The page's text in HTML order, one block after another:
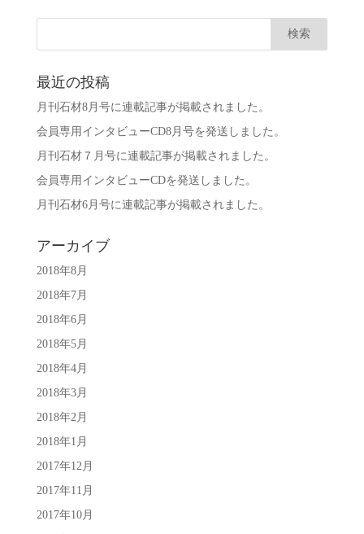
最近の投稿
月刊石材8月号に連載記事が掲載されました。
会員専用インタビューCD8月号を発送しました。
月刊石材７月号に連載記事が掲載されました。
会員専用インタビューCDを発送しました。
月刊石材6月号に連載記事が掲載されました。
アーカイブ
2018年8月
2018年7月
2018年6月
2018年5月
2018年4月
2018年3月
2018年2月
2018年1月
2017年12月
2017年11月
2017年10月